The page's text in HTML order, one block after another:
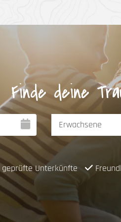
Finde deine
Unterkünfte